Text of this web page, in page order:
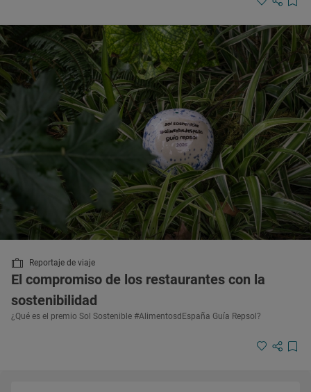
Reportaje de viaje
El compromiso de los restaurantes con la
sostenibilidad
¿Qué es el premio Sol Sostenible #AlimentosdEspaña Guía Repsol?